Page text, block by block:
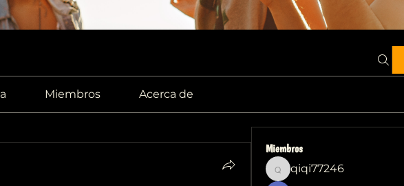
Miembros Acerca de
Miembros
qiqi77246
qiqi77246